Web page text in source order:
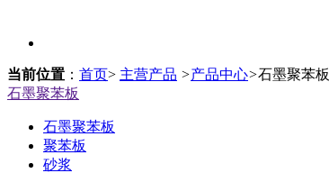
当前位置 ： 首页> 主营产品 >产品中心>石墨聚苯板
石墨聚苯板
石墨聚苯板
聚苯板
砂浆